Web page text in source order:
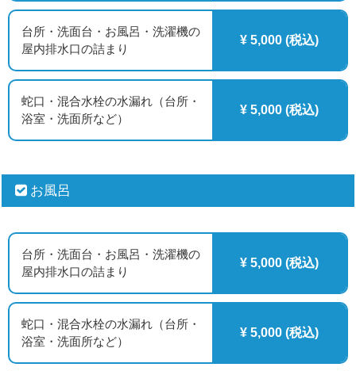
台所・洗面台・お風呂・洗濯機の
屋内排水口の詰まり
¥ 5,000 (税込)
蛇口・混合水栓の水漏れ（台所・
浴室・洗面所など）
¥ 5,000 (税込)
お風呂
台所・洗面台・お風呂・洗濯機の
屋内排水口の詰まり
¥ 5,000 (税込)
蛇口・混合水栓の水漏れ（台所・
浴室・洗面所など）
¥ 5,000 (税込)